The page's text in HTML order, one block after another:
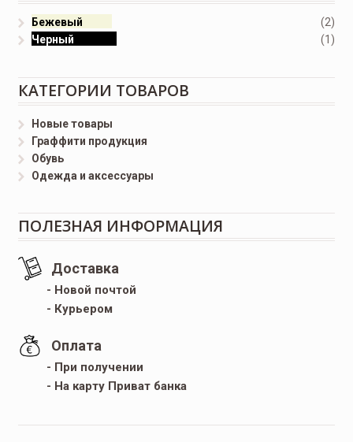
Бежевый
(2)
Черный
(1)
КАТЕГОРИИ ТОВАРОВ
Новые товары
Граффити продукция
Обувь
Одежда и аксессуары
ПОЛЕЗНАЯ ИНФОРМАЦИЯ
Доставка
- Новой почтой
- Курьером
Оплата
- При получении
- На карту Приват банка